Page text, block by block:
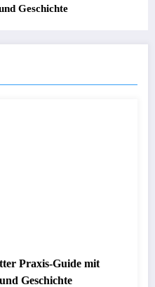
Geschichte
Praxis-Guide mit
Geschichte